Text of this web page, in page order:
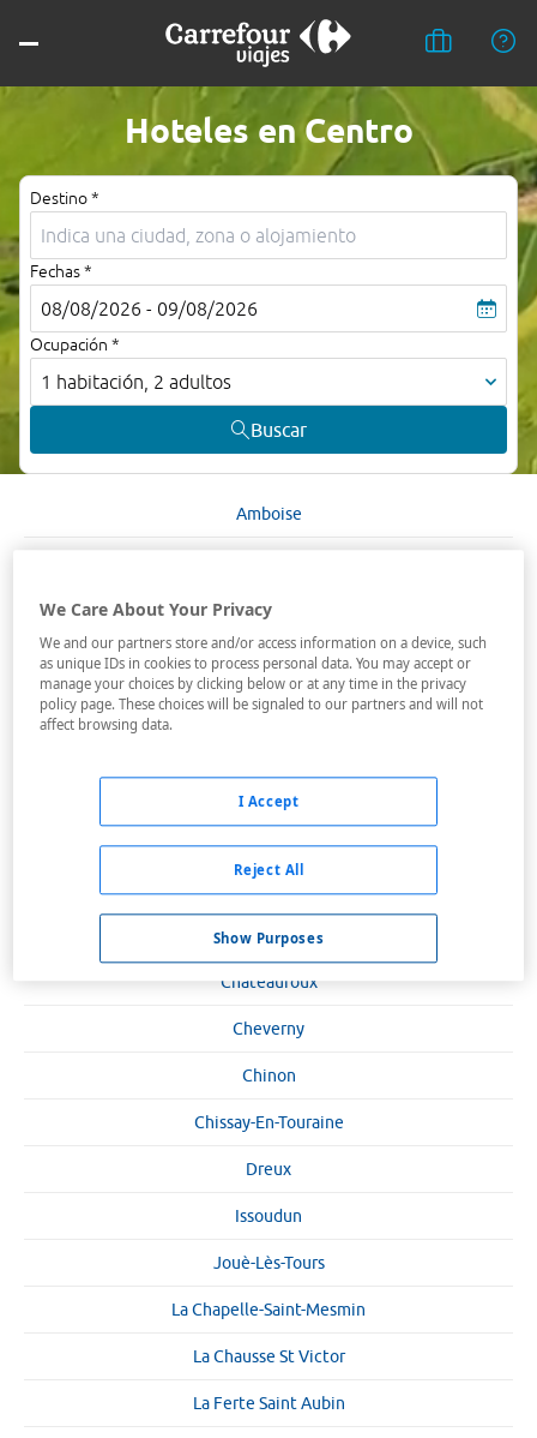
Hoteles en Centro
Destino *
Fechas *
08/08/2026 - 09/08/2026
Ocupación *
1 habitación, 2 adultos
Buscar
Amboise
Augerville-La-Rivière
Azay-Le-Rideau
Beaugency
Bourges
Chambray-Les-Tours
Châteaudun
Châteauroux
Cheverny
Chinon
Chissay-En-Touraine
Dreux
Issoudun
Jouè-Lès-Tours
La Chapelle-Saint-Mesmin
La Chausse St Victor
La Ferte Saint Aubin
We Care About Your Privacy
We and our partners store and/or access information on a device, such
as unique IDs in cookies to process personal data. You may accept or
manage your choices by clicking below or at any time in the privacy
policy page. These choices will be signaled to our partners and will not
affect browsing data.
Show Purposes
Reject All
I Accept